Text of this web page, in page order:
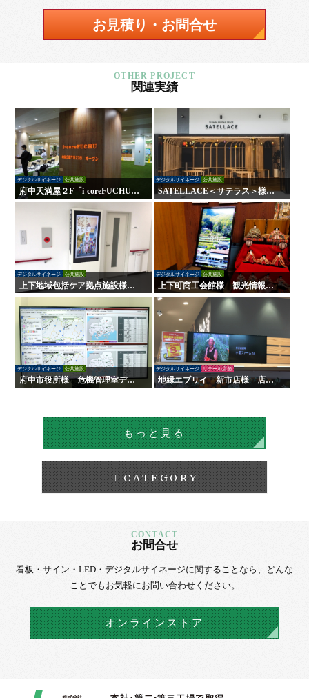
お見積り・お問合せ
関連実績
デジタルサイネージ 公共施設
府中天満屋２F「i-coreFUCHU」
様 LED木目ウォール 他
デジタルサイネージ 公共施設
SATELLACE＜サテラス＞様
屋内外サイン・デジタルサイネ
デジタルサイネージ 公共施設
上下地域包括ケア拠点施設様
デジタルサイネージ
デジタルサイネージ 公共施設
上下町商工会館様 観光情報案
内デジタルサイネージ
デジタルサイネージ 公共施設
府中市役所様 危機管理室デジ
タルサイネージ
デジタルサイネージ リテール店舗
地縁エブリイ 新市店様 店舗
デジタルサイネージ
もっと見る
CATEGORY
お問合せ
看板・サイン・LED・デジタルサイネージに関することなら、
どんな
ことでもお気軽にお問い合わせください。
オンラインストア